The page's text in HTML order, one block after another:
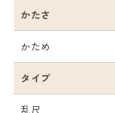
かたさ
かため
タイプ
乱尺